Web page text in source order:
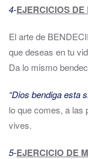
4-EJERCICIOS DE
El arte de
que deseas en tu
Da lo mismo
“Dios bendiga esta
lo que comes, a las
vives.
5-EJERCICIO DE